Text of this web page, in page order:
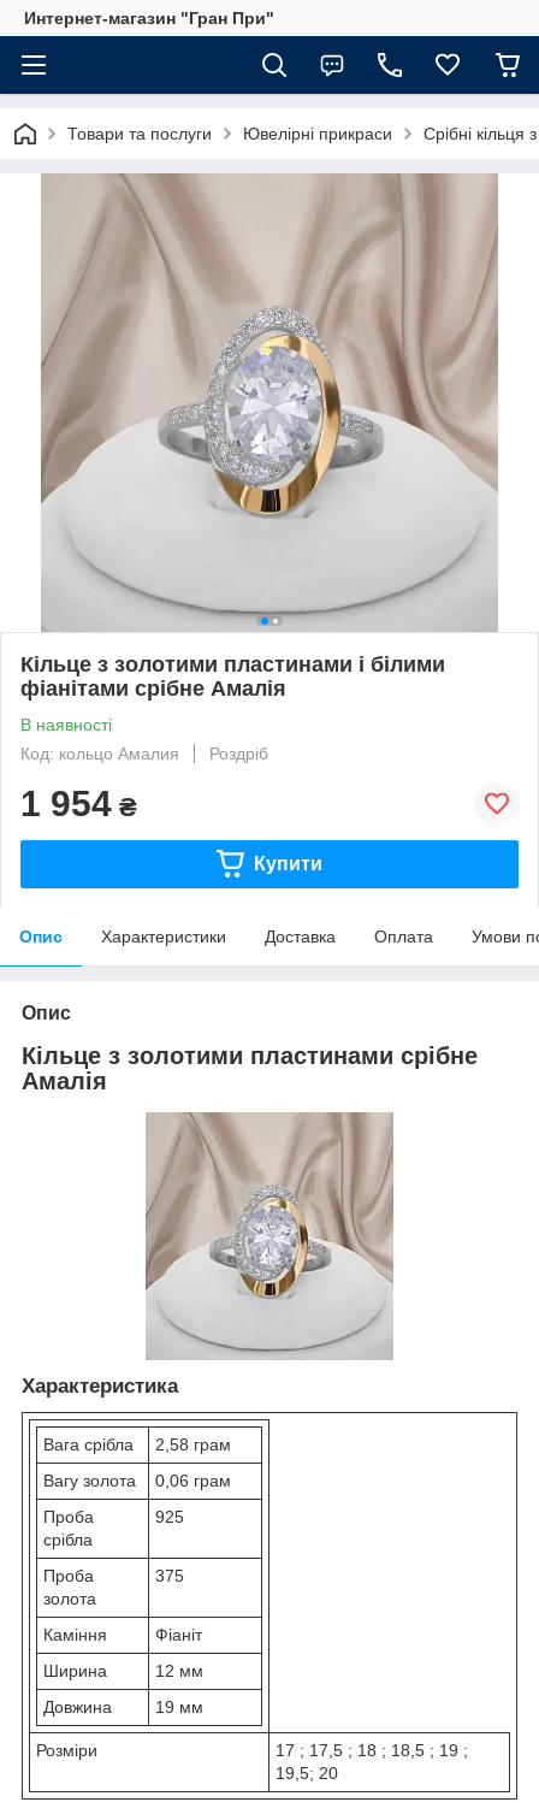
Интернет-магазин "Гран При"
Товари та послуги Ювелірні прикраси Срібні кільця
Кільце з золотими пластинами і білими
фіанітами срібне Амалія
В наявності
Код: кольцо Амалия
Роздріб
1 954 ₴
Купити
Опис Характеристики Доставка Оплата Умови
Опис
Кільце з золотими пластинами срібне
Амалія
Характеристика
Вага срібла
2,58 грам
Вагу золота
0,06 грам
Проба
срібла
925
Проба
золота
375
Каміння
Фіаніт
Ширина
12 мм
Довжина
19 мм
Розміри
17 ; 17,5 ; 18 ; 18,5 ; 19 ;
19,5; 20